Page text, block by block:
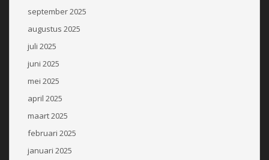
september 2025
augustus 2025
juli 2025
juni 2025
mei 2025
april 2025
maart 2025
februari 2025
januari 2025